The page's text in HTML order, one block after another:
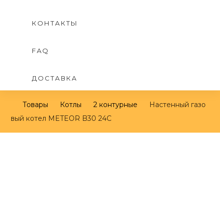
КОНТАКТЫ
FAQ
ДОСТАВКА
Товары Котлы 2 контурные
Настенный газо
вый котел METEOR B30 24C